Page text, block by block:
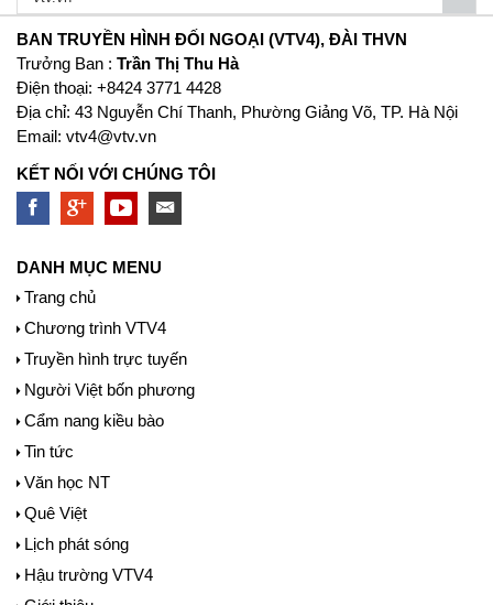
BAN TRUYỀN HÌNH ĐỐI NGOẠI (VTV4), ĐÀI THVN
Trưởng Ban : Trần Thị Thu Hà
Ðiện thoại: +8424 3771 4428
Địa chỉ: 43 Nguyễn Chí Thanh, Phường Giảng Võ, TP. Hà Nội
Email: vtv4@vtv.vn
KẾT NỐI VỚI CHÚNG TÔI
DANH MỤC MENU
Trang chủ
Chương trình VTV4
Truyền hình trực tuyến
Người Việt bốn phương
Cẩm nang kiều bào
Tin tức
Văn học NT
Quê Việt
Lịch phát sóng
Hậu trường VTV4